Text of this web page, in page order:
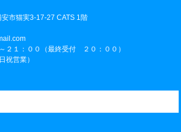
安市猫実3-17-27 CATS 1階
２１：００（最終受付 ２０：００）
営業）